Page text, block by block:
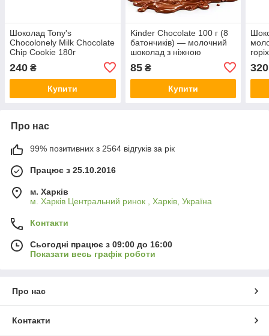
Шоколад Tony's
Chocolonely Milk Chocolate
Chip Cookie 180г
240 ₴
Купити
Kinder Chocolate 100 г (8
батончиків) — молочний
шоколад з ніжною
(оригінал)
85₴
Купити
320
Про нас
99% позитивних з 2564 відгуків за рік
Працює з 25.10.2016
м. Харків
м. Харків Центральний ринок , Харків, Україна
Контакти
Сьогодні працює з 09:00 до 16:00
Показати весь графік роботи
Про нас
Контакти